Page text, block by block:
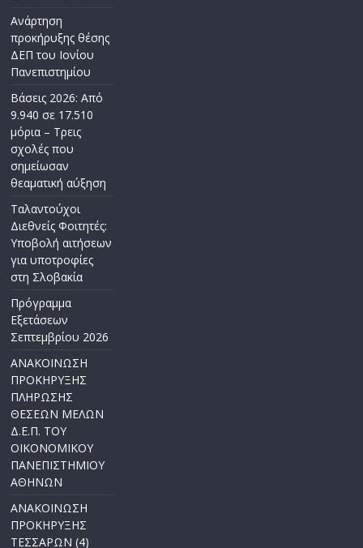
Ανάρτηση
προκήρυξης θέσης
ΔΕΠ του Ιονίου
Πανεπιστημίου
Βάσεις 2026: Από
9.940 σε 17.510
μόρια – Τρεις
σχολές που
σημείωσαν
θεαματική αύξηση
Ταλαντούχοι
Διεθνείς Φοιτητές:
Υποβολή αιτήσεων
για υποτροφίες
στη Σλοβακία
Πρόγραμμα
Εξετάσεων
Σεπτεμβρίου 2026
ΑΝΑΚΟΙΝΩΣΗ
ΠΡΟΚΗΡΥΞΗΣ
ΠΛΗΡΩΣΗΣ
ΘΕΣΕΩΝ ΜΕΛΩΝ
Δ.Ε.Π. ΤΟΥ
ΟΙΚΟΝΟΜΙΚΟΥ
ΠΑΝΕΠΙΣΤΗΜΙΟΥ
ΑΘΗΝΩΝ
ΑΝΑΚΟΙΝΩΣΗ
ΠΡΟΚΗΡΥΞΗΣ
ΤΕΣΣΑΡΩΝ (4)